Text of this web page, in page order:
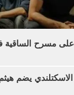
مسرح الساقية
الاسكتلندي يضم